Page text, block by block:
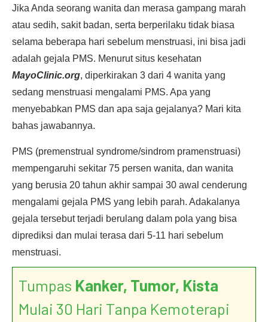
Jika Anda seorang wanita dan merasa gampang marah
atau sedih, sakit badan, serta berperilaku tidak biasa
selama beberapa hari sebelum menstruasi, ini bisa jadi
adalah gejala PMS. Menurut situs kesehatan
MayoClinic.org, diperkirakan 3 dari 4 wanita yang
sedang menstruasi mengalami PMS. Apa yang
menyebabkan PMS dan apa saja gejalanya? Mari kita
bahas jawabannya.
PMS (premenstrual syndrome/sindrom pramenstruasi)
mempengaruhi sekitar 75 persen wanita, dan wanita
yang berusia 20 tahun akhir sampai 30 awal cenderung
mengalami gejala PMS yang lebih parah. Adakalanya
gejala tersebut terjadi berulang dalam pola yang bisa
diprediksi dan mulai terasa dari 5-11 hari sebelum
menstruasi.
Tumpas Kanker, Tumor, Kista
Mulai 30 Hari Tanpa Kemoterapi